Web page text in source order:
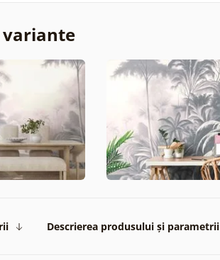
Descrierea produsului și parametrii